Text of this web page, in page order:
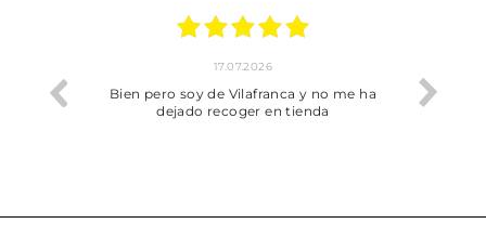
trobat
17.07.2026
Bien pero soy de Vilafranca y no me ha
dejado recoger en tienda